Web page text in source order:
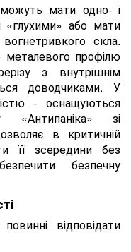
мати одно- і
«глухими» або мати
скла.
металевого профілю
з внутрішнім
доводчиками. У
- оснащуються
«Антипаніка» зі
в критичній
її зсередини без
безпечну
відповідати